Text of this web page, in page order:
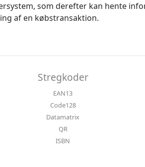
som derefter kan hente
af en købstransaktion.
Stregkoder
EAN13
Code128
Datamatrix
QR
ISBN